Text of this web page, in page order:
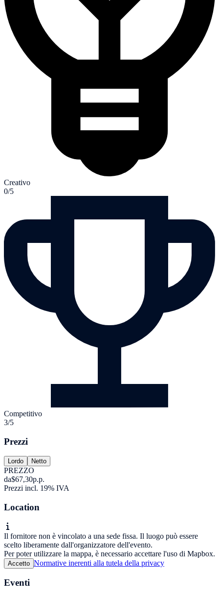
Creativo
0/5
Competitivo
3/5
Prezzi
Lordo Netto
PREZZO
da$67,30p.p.
Prezzi incl. 19% IVA
Location
Il fornitore non è vincolato a una sede fissa. Il luogo può essere
scelto liberamente dall'organizzatore dell'evento.
Per poter utilizzare la mappa, è necessario accettare l'uso di Mapbox.
Accetto Normative inerenti alla tutela della privacy
Eventi